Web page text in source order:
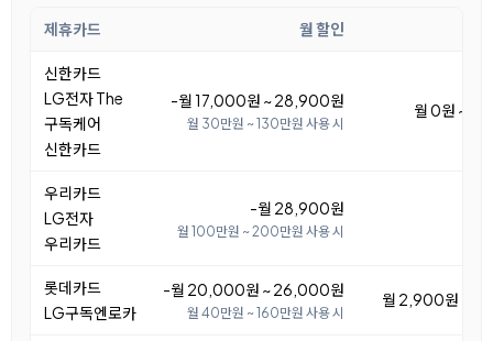
제휴카드 월 할인
신한카드
LG전자 The
구독케어
신한카드
-월 17,000원 ~ 28,900원
월 30만원 ~ 130만원 사용 시
월 0원 ~
우리카드
LG전자
우리카드
-월 28,900원
월 100만원 ~ 200만원 사용 시
롯데카드
LG구독엔로카
-월 20,000원 ~ 26,000원
월 40만원 ~ 160만원 사용 시
월 2,900원 ~